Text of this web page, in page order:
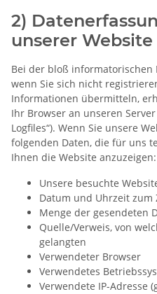
2)
unserer Website
Bei der bloß informatorischen
wenn Sie sich nicht
Informationen übermitteln,
Ihr Browser an unseren
Logfiles“). Wenn Sie unsere
folgenden Daten, die für uns
Ihnen die Website anzuzeigen:
Unsere besuchte
Datum und Uhrzeit
Menge der gesendeten
Quelle/Verweis, von
gelangten
Verwendeter Browser
Verwendetes
Verwendete IP-Adresse